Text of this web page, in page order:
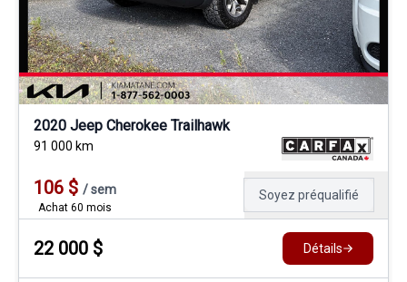
2020 Jeep Cherokee Trailhawk
91 000 km
106 $ /sem
Achat 60 mois
Soyez préqualifié
22 000 $ Détails